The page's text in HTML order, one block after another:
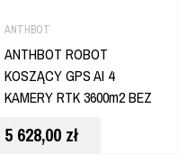
ANTHBOT
ANTHBOT ROBOT
KOSZĄCY GPS AI 4
KAMERY RTK 3600m2 BEZ
5 628,00 zł